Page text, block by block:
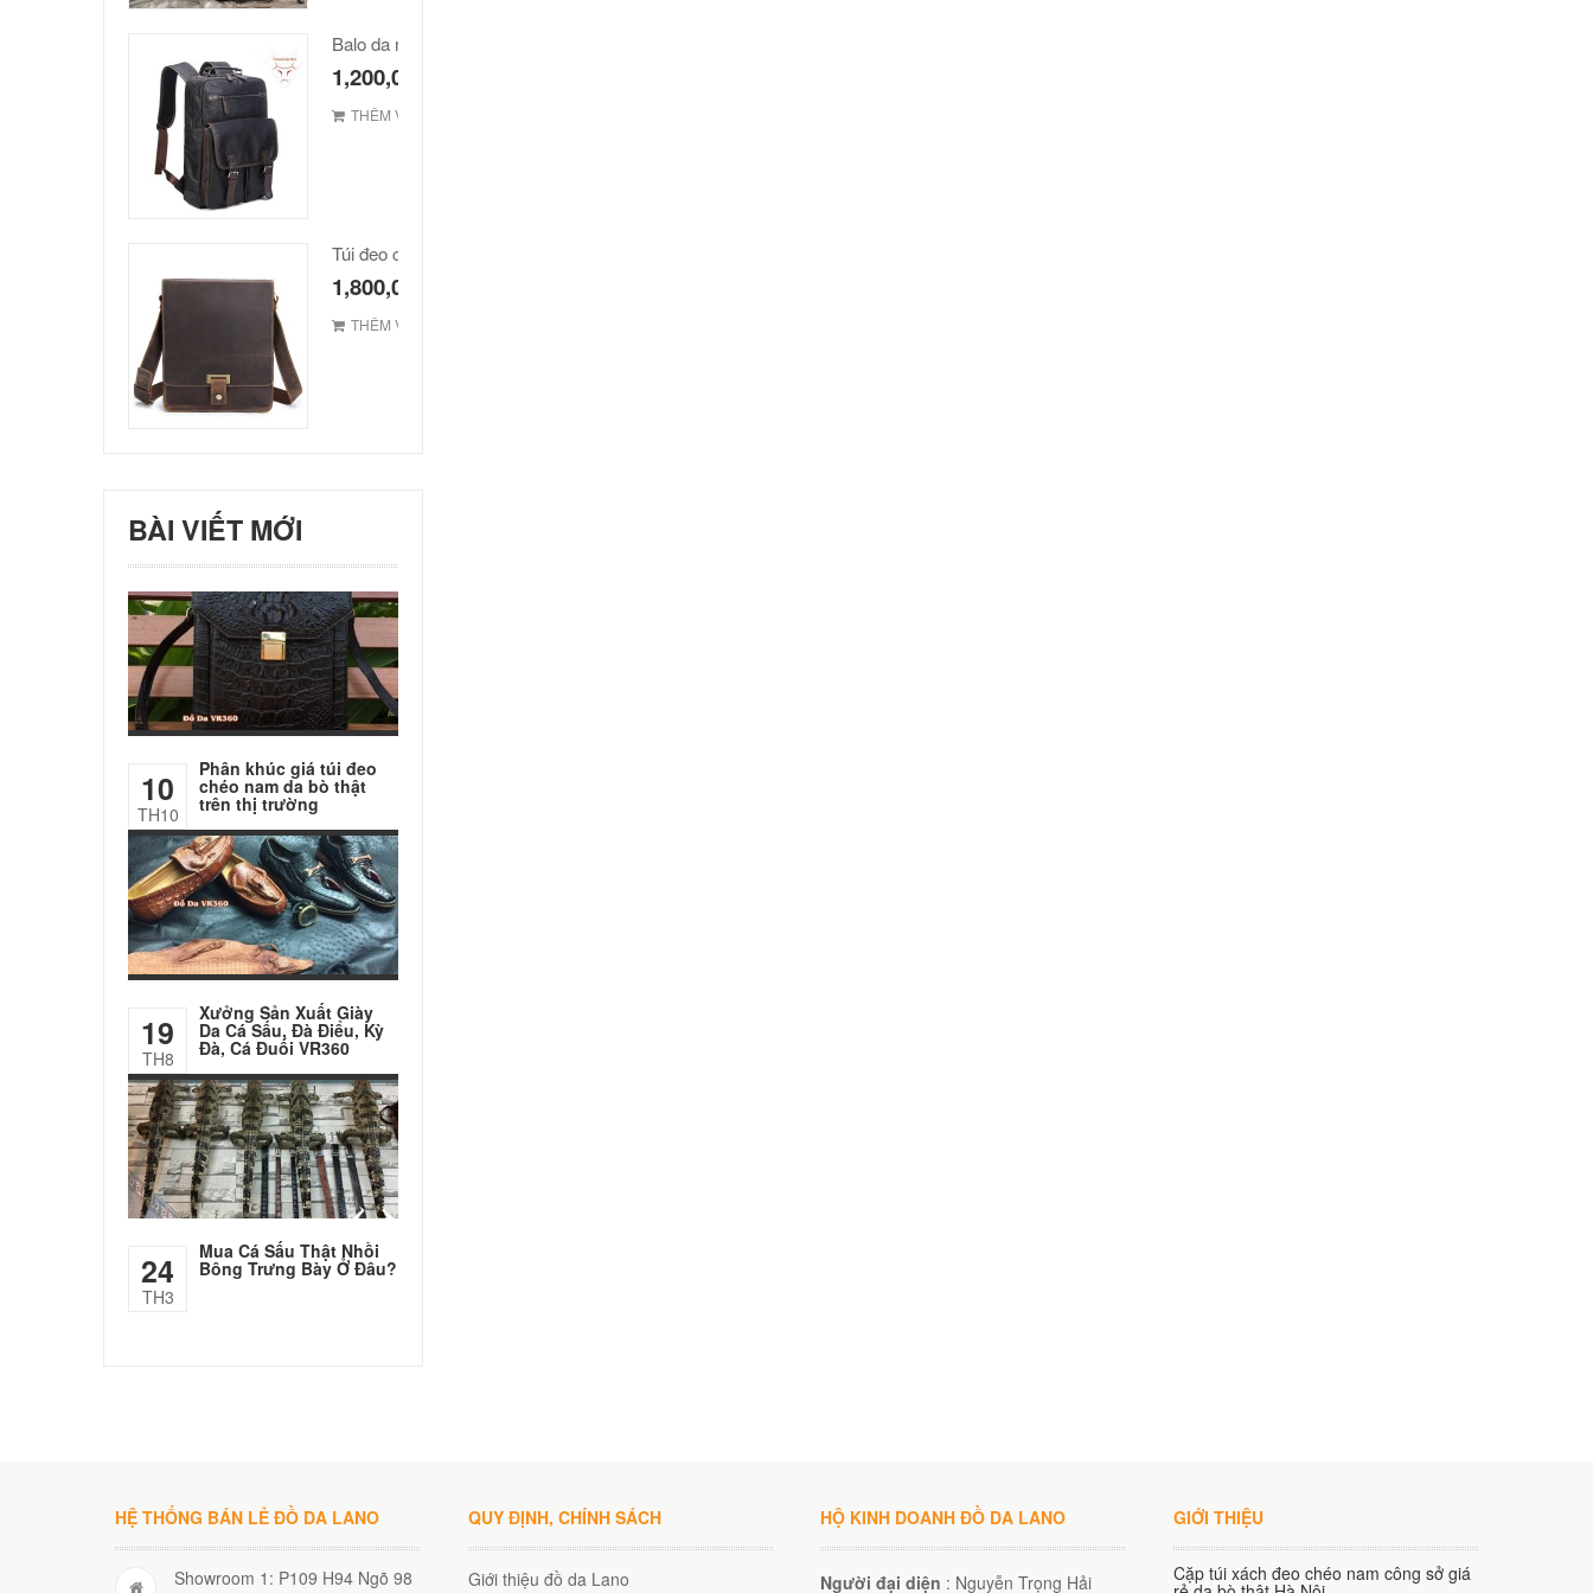
Balo da nam hàn quốc cao cấp
1,200,000
THÊM VÀO GIỎ
1,800,000
THÊM VÀO GIỎ
BÀI VIẾT MỚI
10
TH10
Phân khúc giá túi đeo
chéo nam da bò thật
trên thị trường
19
TH8
Xưởng Sản Xuất Giày
Da Cá Sấu, Đà Điểu, Kỳ
Đà, Cá Đuối VR360
24
TH3
Mua Cá Sấu Thật Nhồi
Bông Trưng Bày Ở Đâu?
HỆ THỐNG BÁN LẺ ĐỒ DA LANO
Showroom 1: P109 H94 Ngõ 98
QUY ĐỊNH, CHÍNH SÁCH
Giới thiệu đồ da Lano
HỘ KINH DOANH ĐỒ DA LANO
Người đại diện : Nguyễn Trọng Hải
GIỚI THIỆU
Cặp túi xách đeo chéo nam công sở giá